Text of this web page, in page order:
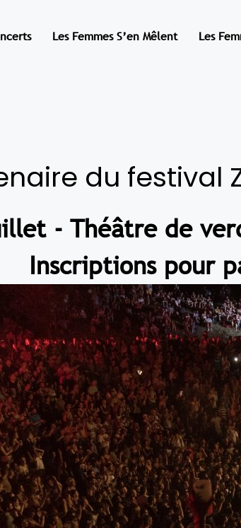
Les Femmes S’en Mêlent Les
du festival
- Théâtre de
Inscriptions pour